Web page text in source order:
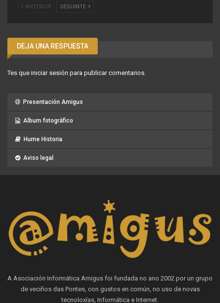
ANTERIOR SEGUINTE
DEJA UNA RESPUESTA
Tes que iniciar sesión para publicar comentarios.
Presentación Amigus
Album fotográfico
Hume Historia
Aviso legal
A Asociación Informática Amigus foi fundada no ano 2002 por un grupo
de veciños das Pontes, con gustos en común, no uso de novas
tecnoloxías, Informática e Internet.